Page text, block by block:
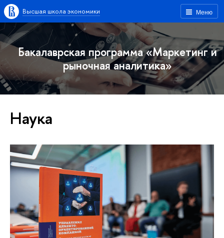
Меню
Высшая школа экономики
Бакалаврская программа «Маркетинг и
рыночная аналитика»
Наука